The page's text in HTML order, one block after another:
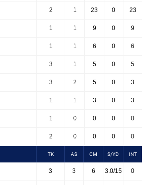
2 1 23 0 23
1 1 9 0 9
1 1 6 0 6
3 1 5 0 5
3 2 5 0 3
1 1 3 0 3
1 0 0 0 0
2 0 0 0 0
TK AS CM S/YD INT
3 3 6 3.0/15 0